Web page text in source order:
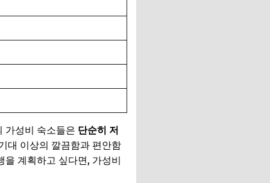
가성비 숙소들은 단순히 저
대 이상의 깔끔함과 편안함
계획하고 싶다면, 가성비